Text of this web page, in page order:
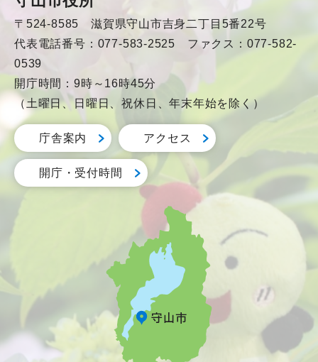
〒524-8585 滋賀県守山市吉身二丁目5番22号
代表電話番号：077-583-2525 ファクス：077-582-
0539
開庁時間：9時～16時45分
（土曜日、日曜日、祝休日、年末年始を除く）
庁舎案内 アクセス
開庁・受付時間